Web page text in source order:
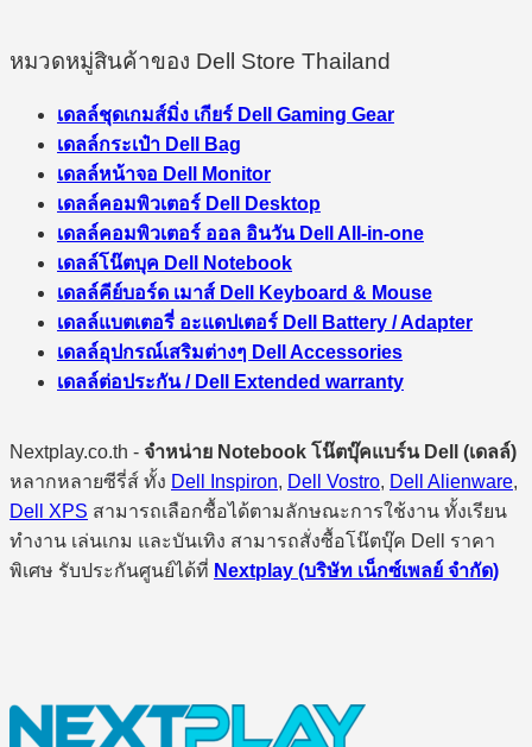
หมวดหมู่สินค้าของ Dell Store Thailand
เดลล์ชุดเกมส์มิ่ง เกียร์ Dell Gaming Gear
เดลล์กระเป๋า Dell Bag
เดลล์หน้าจอ Dell Monitor
เดลล์คอมพิวเตอร์ Dell Desktop
เดลล์คอมพิวเตอร์ ออล อินวัน Dell All-in-one
เดลล์โน๊ตบุค Dell Notebook
เดลล์คีย์บอร์ด เมาส์ Dell Keyboard & Mouse
เดลล์แบตเตอรี่ อะแดปเตอร์ Dell Battery / Adapter
เดลล์อุปกรณ์เสริมต่างๆ Dell Accessories
เดลล์ต่อประกัน / Dell Extended warranty
Nextplay.co.th - จำหน่าย Notebook โน๊ตบุ๊คแบร์น Dell (เดลล์)
หลากหลายซีรี่ส์ ทั้ง Dell Inspiron, Dell Vostro, Dell Alienware,
Dell XPS สามารถเลือกซื้อได้ตามลักษณะการใช้งาน ทั้งเรียน
ทำงาน เล่นเกม และบันเทิง สามารถสั่งซื้อโน๊ตบุ๊ค Dell ราคา
พิเศษ รับประกันศูนย์ได้ที่ Nextplay (บริษัท เน็กซ์เพลย์ จำกัด)